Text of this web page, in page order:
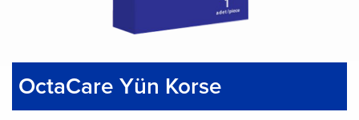
OctaCare Yün Korse